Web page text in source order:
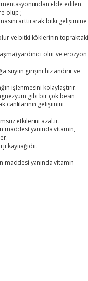
elde edilen
olup ;
arttırarak bitki gelişimine
ve bitki köklerinin topraktaki
yardımcı olur ve erozyon
suyun girişini hızlandırır ve
işlenmesini kolaylaştırır.
gibi bir çok besin
gelişimini
etkilerini azaltır.
maddesi yanında vitamin,
kaynağıdır.
maddesi yanında vitamin